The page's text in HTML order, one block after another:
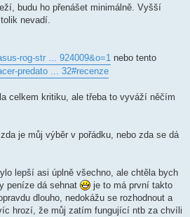
budu ho přenášet minimálně. Vyšší
nevadí.
rog-str ... 924009&o=1 nebo tento
predato ... 32#recenze
celkem kritiku, ale třeba to vyváží něčím
je můj výběr v pořádku, nebo zda se dá
lepší asi úplně všechno, ale chtěla bych
peníze dá sehnat
je to má první takto
dlouho, nedokážu se rozhodnout a
hrozí, že můj zatím fungující ntb za chvíli